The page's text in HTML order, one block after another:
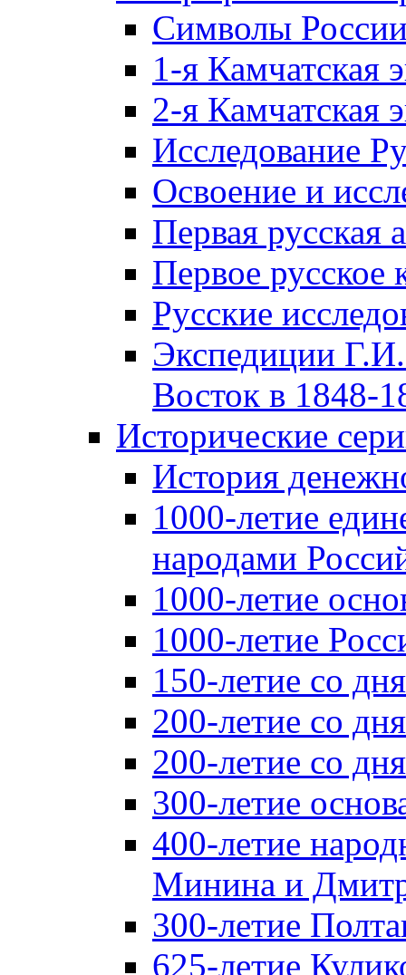
Символы
1-я Камчатская
2-я Камчатская
Исследование
Освоение и
Первая русская
Первое русское
Русские
Экспедиции
Восток в 1848-
Исторические
История
1000-летие
народами
1000-летие
1000-летие
150-летие со
200-летие со
200-летие со
300-летие
400-летие
Минина и
300-летие
625-летие